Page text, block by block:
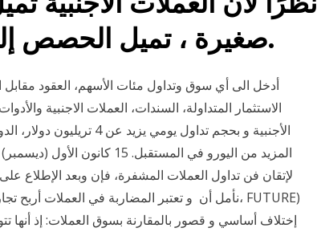
صغيرة ، تميل الحصص إلى أن تكون كبيرة جدًا.
الاستثمار المتداولة، السندات، العملات الاجنبية
الأجنبية و بحجم تداول
لإتقان فن تداول العملات المشفرة، فإن وبعد الإطلاع